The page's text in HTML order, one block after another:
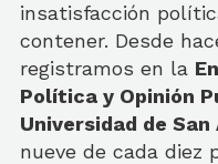
insatisfacción
contener. Desde
registramos en la
Política y Opinión
Universidad de San
nueve de cada diez